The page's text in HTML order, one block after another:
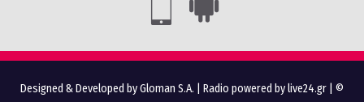
Designed & Developed by Gloman S.A. Radio powered by live24.gr | ©